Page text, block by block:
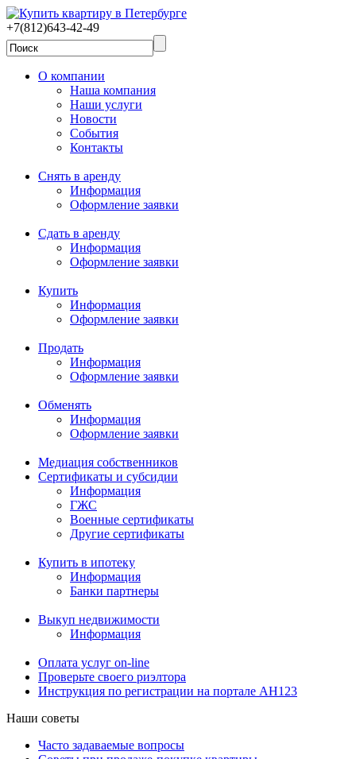
+7(812)643-42-49
О компании
Наша компания
Наши услуги
Новости
События
Контакты
Снять в аренду
Информация
Оформление заявки
Сдать в аренду
Информация
Оформление заявки
Купить
Информация
Оформление заявки
Продать
Информация
Оформление заявки
Обменять
Информация
Оформление заявки
Медиация собственников
Сертификаты и субсидии
Информация
ГЖС
Военные сертификаты
Другие сертификаты
Купить в ипотеку
Информация
Банки партнеры
Выкуп недвижимости
Информация
Оплата услуг on-line
Проверьте своего риэлтора
Инструкция по регистрации на портале АН123
Наши советы
Часто задаваемые вопросы